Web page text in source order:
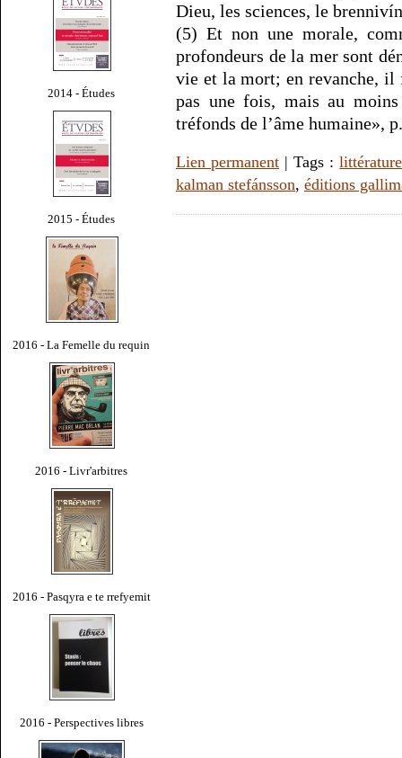
2014 - Études
2015 - Études
2016 - La Femelle du requin
2016 - Livr'arbitres
2016 - Pasqyra e te rrefyemit
2016 - Perspectives libres
Dieu, les sciences, le
(5) Et non une morale,
profondeurs de la mer sont
vie et la mort; en revanche, il
pas une fois, mais au
tréfonds de l’âme humaine»,
Lien permanent | Tags :littérature
kalman stefánsson, éditions